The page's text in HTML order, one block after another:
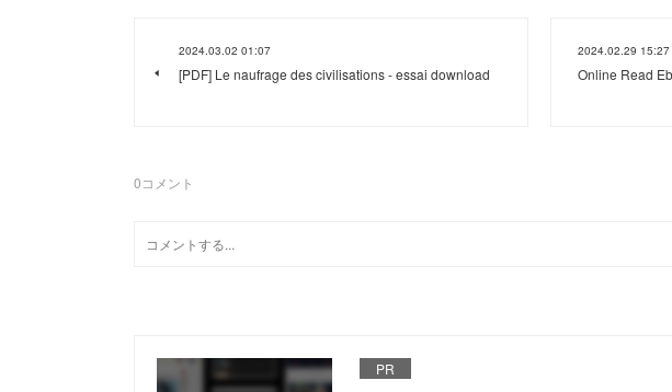
2024.03.02 01:07
[PDF] Le naufrage des civilisations - essai download
2024.02.29 15:27
Online Read
0コメント
PR